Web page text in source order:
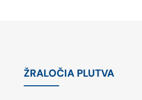
ŽRALOČIA PLUTVA